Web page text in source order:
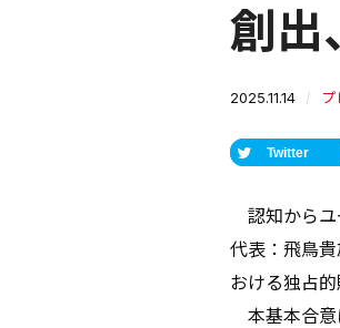
創出
2025.11.14 プ
Twitter
認知からユ
代表：飛鳥
おける独占
本基本合意